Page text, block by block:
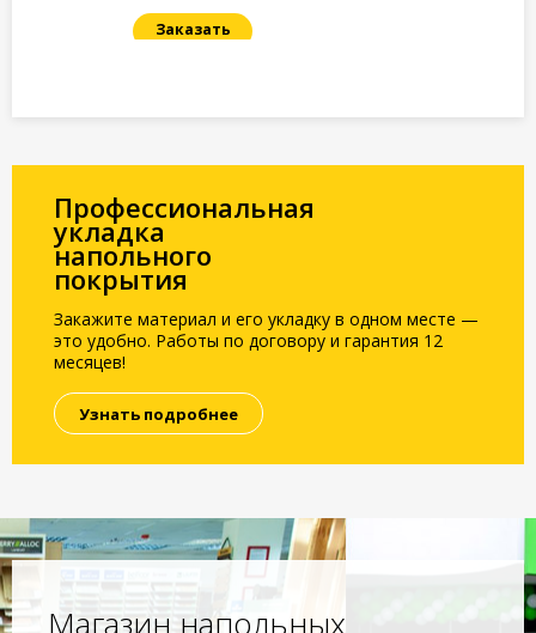
Заказать
Профессиональная
укладка
напольного
покрытия
Закажите материал и его укладку в одном месте —
это удобно. Работы по договору и гарантия 12
месяцев!
Узнать подробнее
Магазин напольных